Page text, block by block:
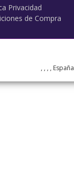
Privacidad
de Compra
, , , ,